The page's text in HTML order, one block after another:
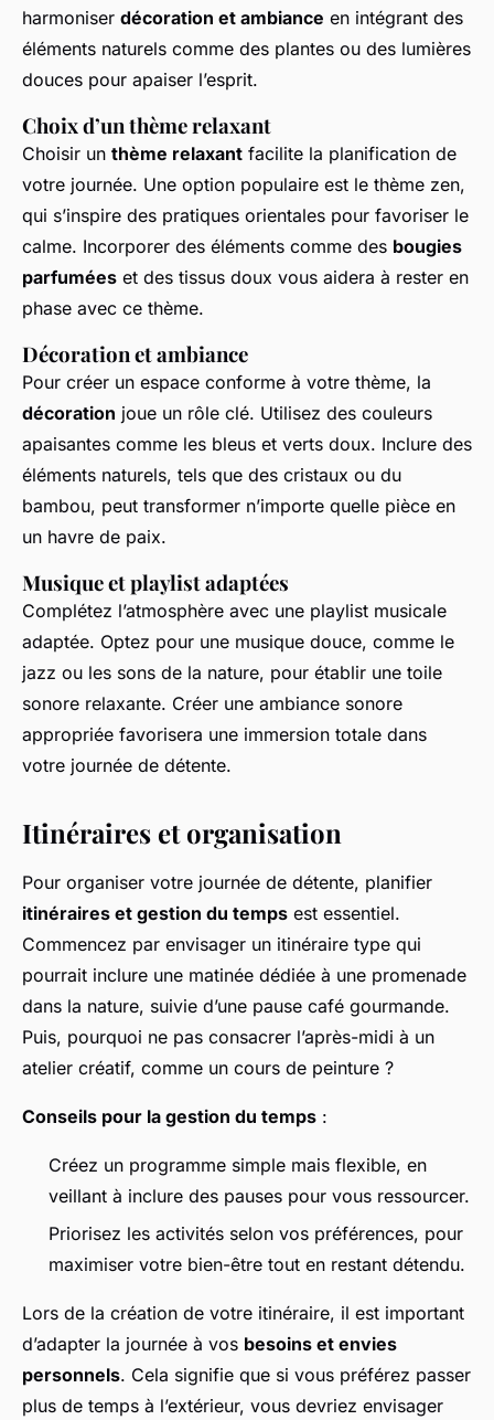
harmoniser décoration et ambiance en intégrant des
éléments naturels comme des plantes ou des lumières
douces pour apaiser l’esprit.
Choix d’un thème relaxant
Choisir un thème relaxant facilite la planification de
votre journée. Une option populaire est le thème zen,
qui s’inspire des pratiques orientales pour favoriser le
calme. Incorporer des éléments comme des bougies
parfumées et des tissus doux vous aidera à rester en
phase avec ce thème.
Décoration et ambiance
Pour créer un espace conforme à votre thème, la
décoration joue un rôle clé. Utilisez des couleurs
apaisantes comme les bleus et verts doux. Inclure des
éléments naturels, tels que des cristaux ou du
bambou, peut transformer n’importe quelle pièce en
un havre de paix.
Musique et playlist adaptées
Complétez l’atmosphère avec une playlist musicale
adaptée. Optez pour une musique douce, comme le
jazz ou les sons de la nature, pour établir une toile
sonore relaxante. Créer une ambiance sonore
appropriée favorisera une immersion totale dans
votre journée de détente.
Itinéraires et organisation
Pour organiser votre journée de détente, planifier
itinéraires et gestion du temps est essentiel.
Commencez par envisager un itinéraire type qui
pourrait inclure une matinée dédiée à une promenade
dans la nature, suivie d’une pause café gourmande.
Puis, pourquoi ne pas consacrer l’après-midi à un
atelier créatif, comme un cours de peinture ?
Conseils pour la gestion du temps :
Créez un programme simple mais flexible, en
veillant à inclure des pauses pour vous ressourcer.
Priorisez les activités selon vos préférences, pour
maximiser votre bien-être tout en restant détendu.
Lors de la création de votre itinéraire, il est important
d’adapter la journée à vos besoins et envies
personnels. Cela signifie que si vous préférez passer
plus de temps à l’extérieur, vous devriez envisager